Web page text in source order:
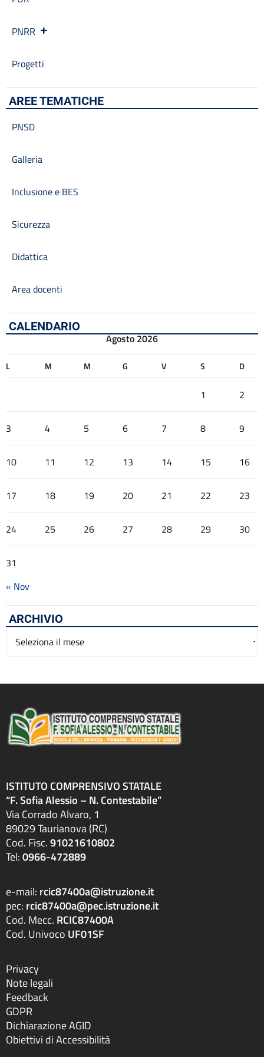
PNRR
Progetti
AREE TEMATICHE
PNSD
Galleria
Inclusione e BES
Sicurezza
Didattica
Area docenti
CALENDARIO
Agosto 2026
L M M G V S D
1 2
3 4 5 6 7 8 9
10 11 12 13 14 15 16
17 18 19 20 21 22 23
24 25 26 27 28 29 30
31
« Nov
ARCHIVIO
Archivio
ISTITUTO COMPRENSIVO STATALE
“F. Sofia Alessio – N. Contestabile”
Via Corrado Alvaro, 1
89029 Taurianova (RC)
Cod. Fisc.91021610802
Tel:0966-472889
e-mail: rcic87400a@istruzione.it
pec: rcic87400a@pec.istruzione.it
Cod. Mecc. RCIC87400A
Cod. Univoco UF01SF
Privacy
Note legali
Feedback
GDPR
Dichiarazione AGID
Obiettivi di Accessibilità